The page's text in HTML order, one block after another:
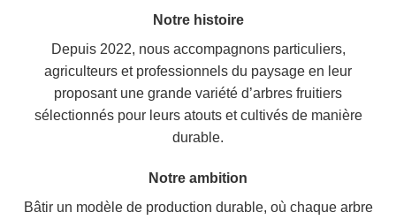
Notre histoire
Depuis 2022, nous accompagnons particuliers,
agriculteurs et professionnels du paysage en leur
proposant une grande variété d’arbres fruitiers
sélectionnés pour leurs atouts et cultivés de manière
durable.
Notre ambition
Bâtir un modèle de production durable, où chaque arbre